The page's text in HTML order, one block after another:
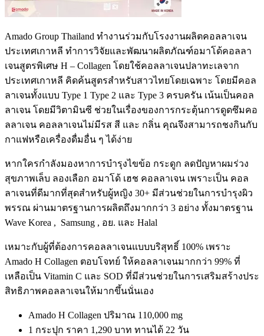
Amado Group Thailand ทำงานร่วมกับโรงงานผลิตคอลลาเจน
ประเทศเกาหลี ทำการวิจัยและพัฒนาผลิตภัณฑ์อมาโด้คอลลา
เจนสูตรพิเศษ H – Collagen โดยใช้คอลลาเจนปลาทะเลจาก
ประเทศเกาหลี คิดค้นสูตรสำหรับสาวไทยโดยเฉพาะ โดยมีคอล
ลาเจนทั้งแบบ Type 1 Type 2 และ Type 3 ครบครัน เน้นเป็นคอล
ลาเจน โดยมีวิตามินซี ช่วยในเรื่องของการกระตุ้นการดูดซึมคอ
ลลาเจน คอลลาเจนไม่มีรส สี และ กลิ่น คุณจึงสามารถชงกินกับ
กาแฟหรือเครื่องดื่มอื่น ๆ ได้ง่าย
หากใครกำลังมองหาการบำรุงไขข้อ กระดูก ลดปัญหาผมร่วง
สุขภาพเล็บ ลองเลือก อมาโด้ เฮช คอลลาเจน เพราะเป็น คอล
ลาเจนที่ดีมากที่สุดสำหรับผู้หญิง 30+ มีส่วนช่วยในการบำรุงผิว
พรรณ ผ่านมาตรฐานการผลิตถึงมากกว่า 3 อย่าง ทั้งมาตรฐาน
Wave Korea , Samsung , อย. และ Halal
เหมาะกับผู้ที่ต้องการคอลลาเจนแบบบริสุทธิ์ 100% เพราะ
Amado H Collagen ตอบโจทย์ ให้คอลลาเจนมากกว่า 99% ที่
เหลือเป็น Vitamin C และ SOD ที่มีส่วนช่วยในการเสริมสร้างประ
สิทธิภาพคอลลาเจนให้มากขึ้นนั่นเอง
Amado H Collagen ปริมาณ 110,000 mg
1 กระปุก ราคา 1,290 บาท ทานได้ 22 วัน